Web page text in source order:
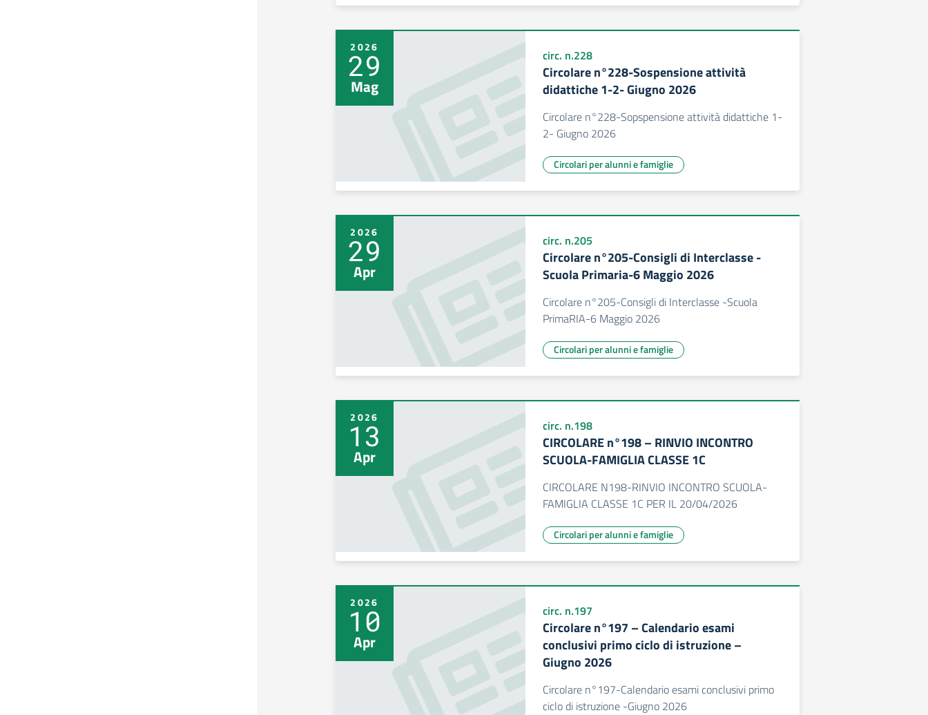
2026
29
Mag
circ. n.228
Circolare n°228-Sospensione attività
didattiche 1-2- Giugno 2026
Circolare n°228-Sopspensione attività didattiche 1-
2- Giugno 2026
Circolari per alunni e famiglie
2026
29
Apr
circ. n.205
Circolare n°205-Consigli di Interclasse -
Scuola Primaria-6 Maggio 2026
Circolare n°205-Consigli di Interclasse -Scuola
PrimaRIA-6 Maggio 2026
Circolari per alunni e famiglie
2026
13
Apr
circ. n.198
CIRCOLARE n°198 – RINVIO INCONTRO
SCUOLA-FAMIGLIA CLASSE 1C
CIRCOLARE N198-RINVIO INCONTRO SCUOLA-
FAMIGLIA CLASSE 1C PER IL 20/04/2026
Circolari per alunni e famiglie
2026
10
Apr
circ. n.197
Circolare n°197 – Calendario esami
conclusivi primo ciclo di istruzione –
Giugno 2026
Circolare n°197-Calendario esami conclusivi primo
ciclo di istruzione -Giugno 2026